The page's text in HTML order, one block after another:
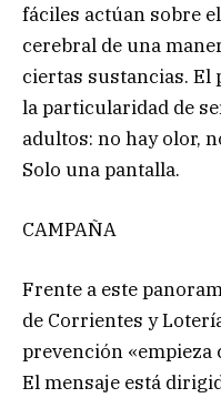
fáciles actúan sobre
cerebral de una
ciertas sustancias. El
la particularidad de
adultos: no hay olor,
Solo una pantalla.
CAMPAÑA
Frente a este
de Corrientes y
prevención «empieza
El mensaje está